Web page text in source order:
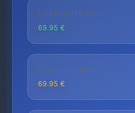
NIEDRIGSTER PREIS
69.95 €
AKTUELLER PREIS
69.95 €